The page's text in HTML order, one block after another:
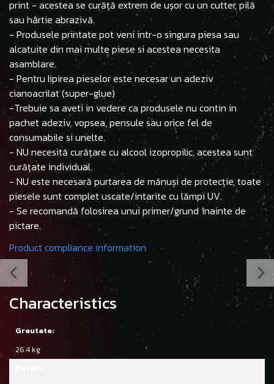
print - acestea se curăță extrem de ușor cu un cutter, pilă
sau hârtie abrazivă.
- Produsele printate pot veni intr-o singura piesa sau
alcatuite din mai multe piese si acestea necesita
asamblare.
- Pentru lipirea pieselor este necesar un adeziv
cianoacrilat (super-glue)
-Trebuie sa aveti in vedere ca produsele nu contin in
pachet adeziv, vopsea, pensule sau orice fel de
consumabile si unelte.
- NU necesită curățare cu alcool izopropilic, acestea sunt
curățate individual.
- NU este necesară purtarea de mănuși de protecție, toate
piesele sunt complet uscate/intarite cu lămpi UV.
- Se recomandă folosirea unui primer/grund înainte de
pictare.
Product compliance information
Characteristics
Greutate:
26.4 kg